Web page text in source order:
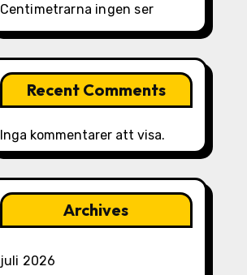
Centimetrarna ingen ser
Recent Comments
Inga kommentarer att visa.
Archives
juli 2026